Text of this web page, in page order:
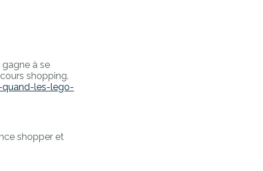
à se
shopping.
les-lego-
shopper et